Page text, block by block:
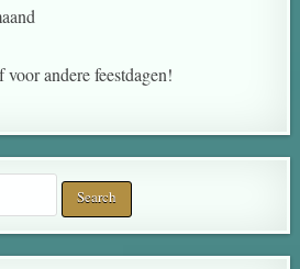
andere feestdagen!